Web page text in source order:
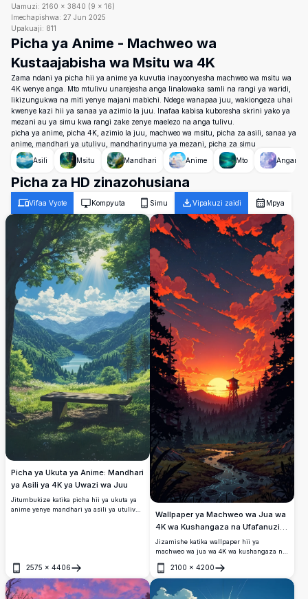
Uamuzi: 2160 × 3840 (9 × 16)
Imechapishwa: 27 Jun 2025
Upakuaji: 811
Picha ya Anime - Machweo wa
Kustaajabisha wa Msitu wa 4K
Zama ndani ya picha hii ya anime ya kuvutia inayoonyesha machweo wa msitu wa
4K wenye anga. Mto mtulivu unarejesha anga linalowaka samli na rangi ya waridi,
likizungukwa na miti yenye majani mabichi. Ndege wanapaa juu, wakiongeza uhai
kwenye kazi hii ya sanaa ya azimio la juu. Inafaa kabisa kuboresha skrini yako ya
mezani au ya simu kwa rangi zake zenye maelezo na anga tulivu.
picha ya anime, picha 4K, azimio la juu, machweo wa msitu, picha za asili, sanaa ya
anime, mandhari ya utulivu, mandharinyuma ya mezani, picha za simu
Asili
Msitu Mandhari Anime Mto Angani
Picha za HD zinazohusiana
Vifaa Vyote Kompyuta Simu Vipakuzi zaidi Mpya
Picha ya Ukuta ya Anime: Mandhari
ya Asili ya 4K ya Uwazi wa Juu
Jitumbukize katika picha hii ya ukuta ya
anime yenye mandhari ya asili ya utulivu
tafakari ya amani, likichanganya rangi
ya juu. Inafaa kwa kuboresha skrini yako
ya kompyuta au simu ya mkononi kwa
2575 × 4406
Fungua
Wallpaper ya Machweo wa Jua wa
4K wa Kushangaza na Ufafanuzi
wa Juu
Jizamishe katika wallpaper hii ya
machweo wa jua wa 4K wa kushangaza na
yenye rangi na mawingu ya moto ya rangi
ya waridi na machungwa, msitu wenye
utulivu, mto mwinamo, na umbo la mnara
2100 × 4200
Fungua